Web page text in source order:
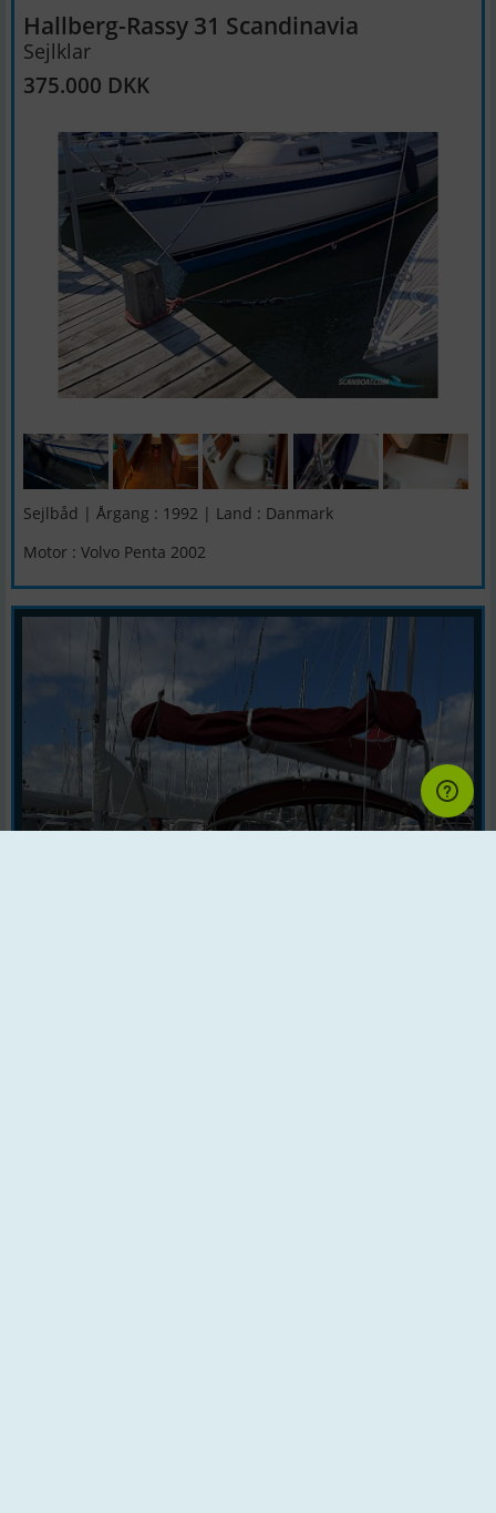
Hallberg-Rassy 31 Scandinavia
Sejlklar
375.000 DKK
Sejlbåd | Årgang : 1992 | Land : Danmark
Motor : Volvo Penta 2002